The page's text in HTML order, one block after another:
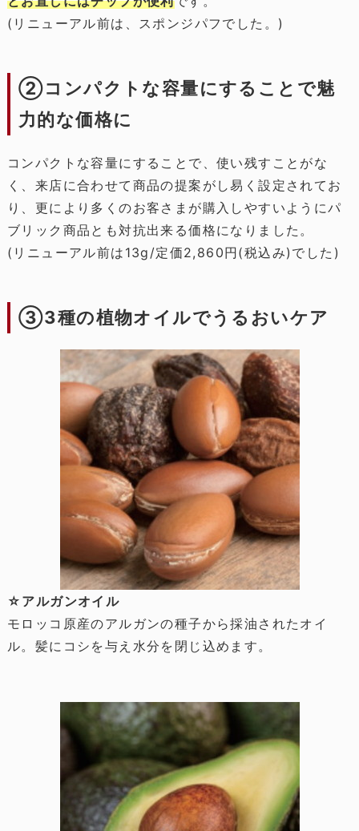
(リニューアル前は、スポンジパフでした。)
②コンパクトな容量にすることで魅
力的な価格に
コンパクトな容量にすることで、使い残すことがな
く、来店に合わせて商品の提案がし易く設定されてお
り、更により多くのお客さまが購入しやすいようにパ
ブリック商品とも対抗出来る価格になりました。
(リニューアル前は13g/定価2,860円(税込み)でした)
③3種の植物オイルでうるおいケア
☆アルガンオイル
モロッコ原産のアルガンの種子から採油されたオイ
ル。髪にコシを与え水分を閉じ込めます。